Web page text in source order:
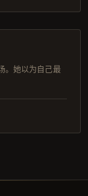
。她以为自己最